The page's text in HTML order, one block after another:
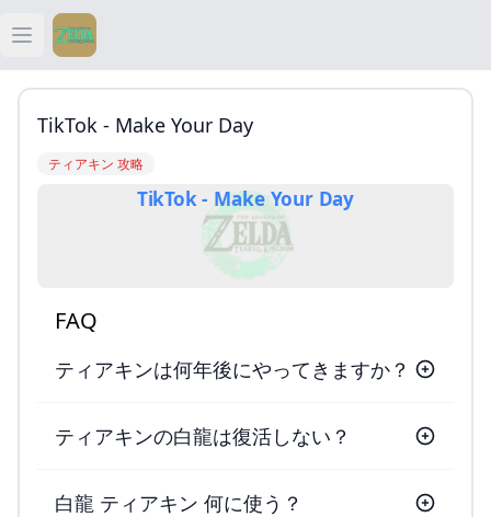
Open main menu
ティアキン
ティアキン 武器
ティアキン 攻略
TikTok - Make Your Day
ティアキン 攻略
TikTok - Make Your Day
FAQ
ティアキンは何年後にやってきますか？
ティアキンの白龍は復活しない？
白龍 ティアキン 何に使う？